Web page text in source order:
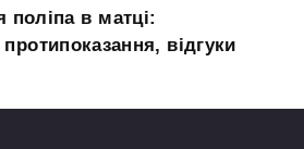
поліпа в матці:
відгуки